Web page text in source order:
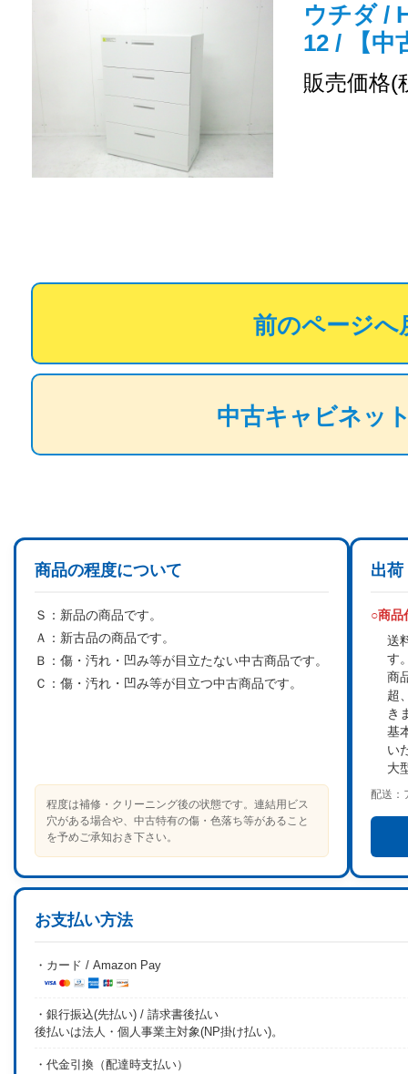
ウチダ /
12 / 【中
販売価格(
前のページへ
中古キャビネッ
商品の程度について
Ｓ： 新品の商品です。
Ａ： 新古品の商品です。
Ｂ： 傷・汚れ・凹み等が目立たない中古商品です。
Ｃ： 傷・汚れ・凹み等が目立つ中古商品です。
程度は補修・クリーニング後の状態です。連結用ビス
穴がある場合や、中古特有の傷・色落ち等があること
を予めご承知おき下さい。
出荷
○商品
送
す
商
超
き
基
い
大
配送：
お支払い方法
・カード / Amazon Pay
・銀行振込(先払い) / 請求書後払い
後払いは法人・個人事業主対象(NP掛け払い)。
・代金引換（配達時支払い）